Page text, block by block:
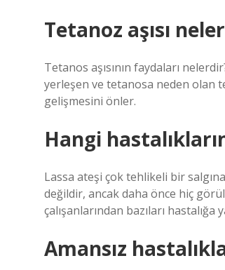
Tetanoz aşısı
Tetanos aşısının faydaları
yerleşen ve tetanosa neden olan
gelişmesini önler.
Hangi
Lassa ateşi çok tehlikeli bir
değildir, ancak daha önce hiç
çalışanlarından bazıları
Amansız